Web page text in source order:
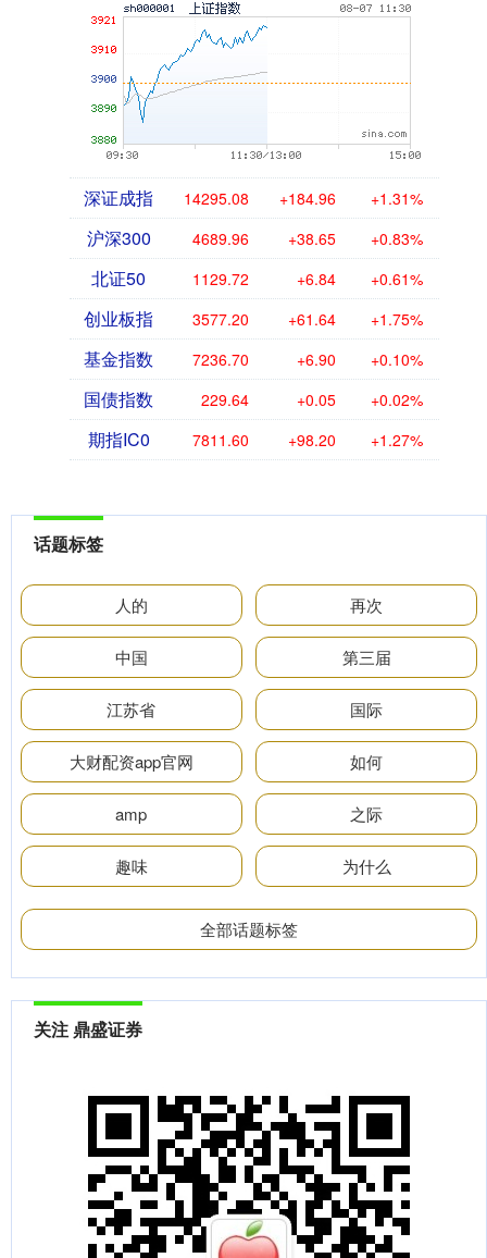
深证成指 14295.08 +184.96 +1.31%
沪深300 4689.96 +38.65 +0.83%
北证50 1129.72 +6.84 +0.61%
创业板指 3577.20 +61.64 +1.75%
基金指数 7236.70 +6.90 +0.10%
国债指数 229.64 +0.05 +0.02%
期指IC0 7811.60 +98.20 +1.27%
话题标签
人的 再次
中国 第三届
江苏省 国际
大财配资app官网 如何
amp 之际
趣味 为什么
全部话题标签
关注 鼎盛证券